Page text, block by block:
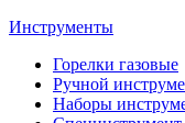
Инструменты
Горелки газовые
Ручной
Наборы